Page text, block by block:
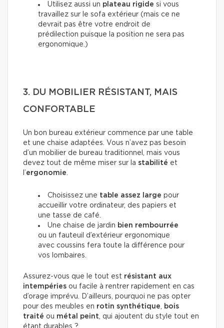
Utilisez aussi un plateau rigide si vous
travaillez sur le sofa extérieur (mais ce ne
devrait pas être votre endroit de
prédilection puisque la position ne sera pas
ergonomique.)
3. DU MOBILIER RÉSISTANT, MAIS
CONFORTABLE
Un bon bureau extérieur commence par une table
et une chaise adaptées. Vous n’avez pas besoin
d’un mobilier de bureau traditionnel, mais vous
devez tout de même miser sur la stabilité et
l’ergonomie
Choisissez une table assez large pour
accueillir votre ordinateur, des papiers et
une tasse de café.
Une chaise de jardin bien rembourrée
ou un fauteuil d’extérieur ergonomique
avec coussins fera toute la différence pour
vos lombaires.
Assurez-vous que le tout est résistant aux
intempéries ou facile à rentrer rapidement en cas
d’orage imprévu. D’ailleurs, pourquoi ne pas opter
pour des meubles en rotin synthétique
bois
traité ou métal peint , qui ajoutent du style tout en
étant durables ?